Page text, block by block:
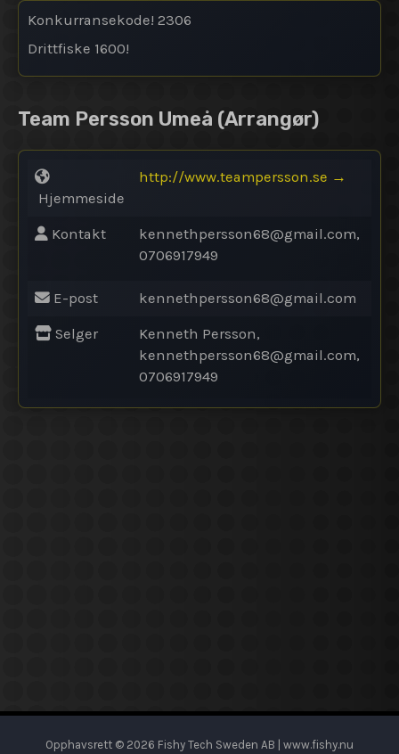
Konkurransekode! 2306
Drittfiske 1600!
Team Persson Umeå (Arrangør)
Hjemmeside
http://www.teampersson.se →
Kontakt kennethpersson68@gmail.com,
0706917949
E-post kennethpersson68@gmail.com
Selger
Kenneth Persson,
kennethpersson68@gmail.com,
0706917949
Opphavsrett © 2026 Fishy Tech Sweden AB | www.fishy.nu